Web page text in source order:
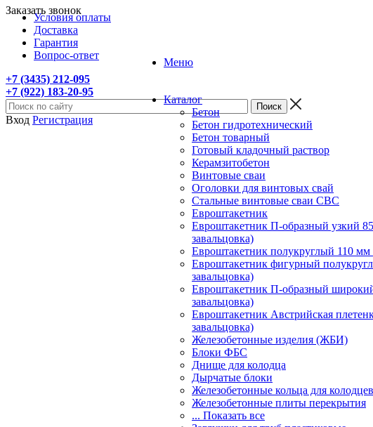
Условия оплаты
Доставка
Гарантия
Вопрос-ответ
+7 (3435) 212-095
+7 (922) 183-20-95
Заказать звонок
Вход Регистрация
Меню
Каталог
Бетон
Бетон гидротехнический
Бетон товарный
Готовый кладочный раствор
Керамзитобетон
Винтовые сваи
Оголовки для винтовых свай
Стальные винтовые сваи СВС
Евроштакетник
Евроштакетник П-образный узкий
завальцовка)
Евроштакетник полукруглый 110 мм
Евроштакетник фигурный
завальцовка)
Евроштакетник П-образный
завальцовка)
Евроштакетник Австрийская
завальцовка)
Железобетонные изделия (ЖБИ)
Блоки ФБС
Днище для колодца
Дырчатые блоки
Железобетонные кольца для колодцев
Железобетонные плиты перекрытия
... Показать все